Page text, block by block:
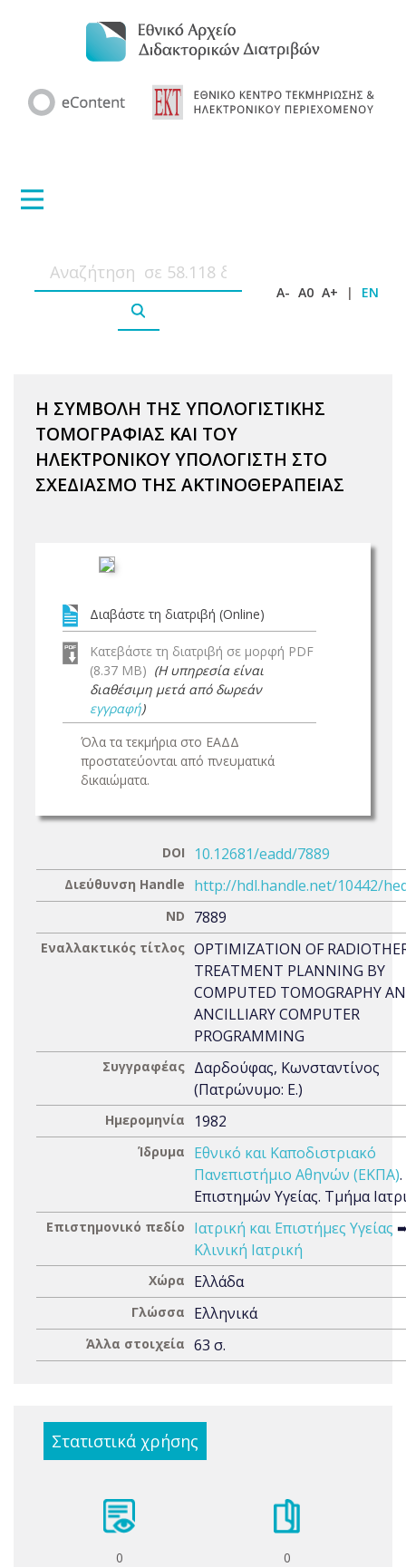
A- A0 A+ | EN
Η ΣΥΜΒΟΛΗ ΤΗΣ ΥΠΟΛΟΓΙΣΤΙΚΗΣ
ΤΟΜΟΓΡΑΦΙΑΣ ΚΑΙ ΤΟΥ
ΗΛΕΚΤΡΟΝΙΚΟΥ ΥΠΟΛΟΓΙΣΤΗ ΣΤΟ
ΣΧΕΔΙΑΣΜΟ ΤΗΣ ΑΚΤΙΝΟΘΕΡΑΠΕΙΑΣ
Διαβάστε τη διατριβή (Online)
Κατεβάστε τη διατριβή σε μορφή PDF
(8.37 MB) (Η υπηρεσία είναι
διαθέσιμη μετά από δωρεάν
εγγραφή)
Όλα τα τεκμήρια στο ΕΑΔΔ
προστατεύονται από πνευματικά
δικαιώματα.
DOI 10.12681/eadd/7889
Διεύθυνση Handle http://hdl.handle.net/10442/
ND 7889
Εναλλακτικός τίτλος OPTIMIZATION OF
TREATMENT PLANNING BY
COMPUTED TOMOGRAPHY
ANCILLIARY COMPUTER
PROGRAMMING
Συγγραφέας Δαρδούφας, Κωνσταντίνος
(Πατρώνυμο: Ε.)
Ημερομηνία 1982
Ίδρυμα
Εθνικό και Καποδιστριακό
Πανεπιστήμιο Αθηνών (ΕΚΠΑ)
Επιστημών Υγείας. Τμήμα
Επιστημονικό πεδίο Ιατρική και Επιστήμες Υγείας
Κλινική Ιατρική
Χώρα Ελλάδα
Γλώσσα Ελληνικά
Άλλα στοιχεία 63 σ.
Στατιστικά χρήσης
0 0